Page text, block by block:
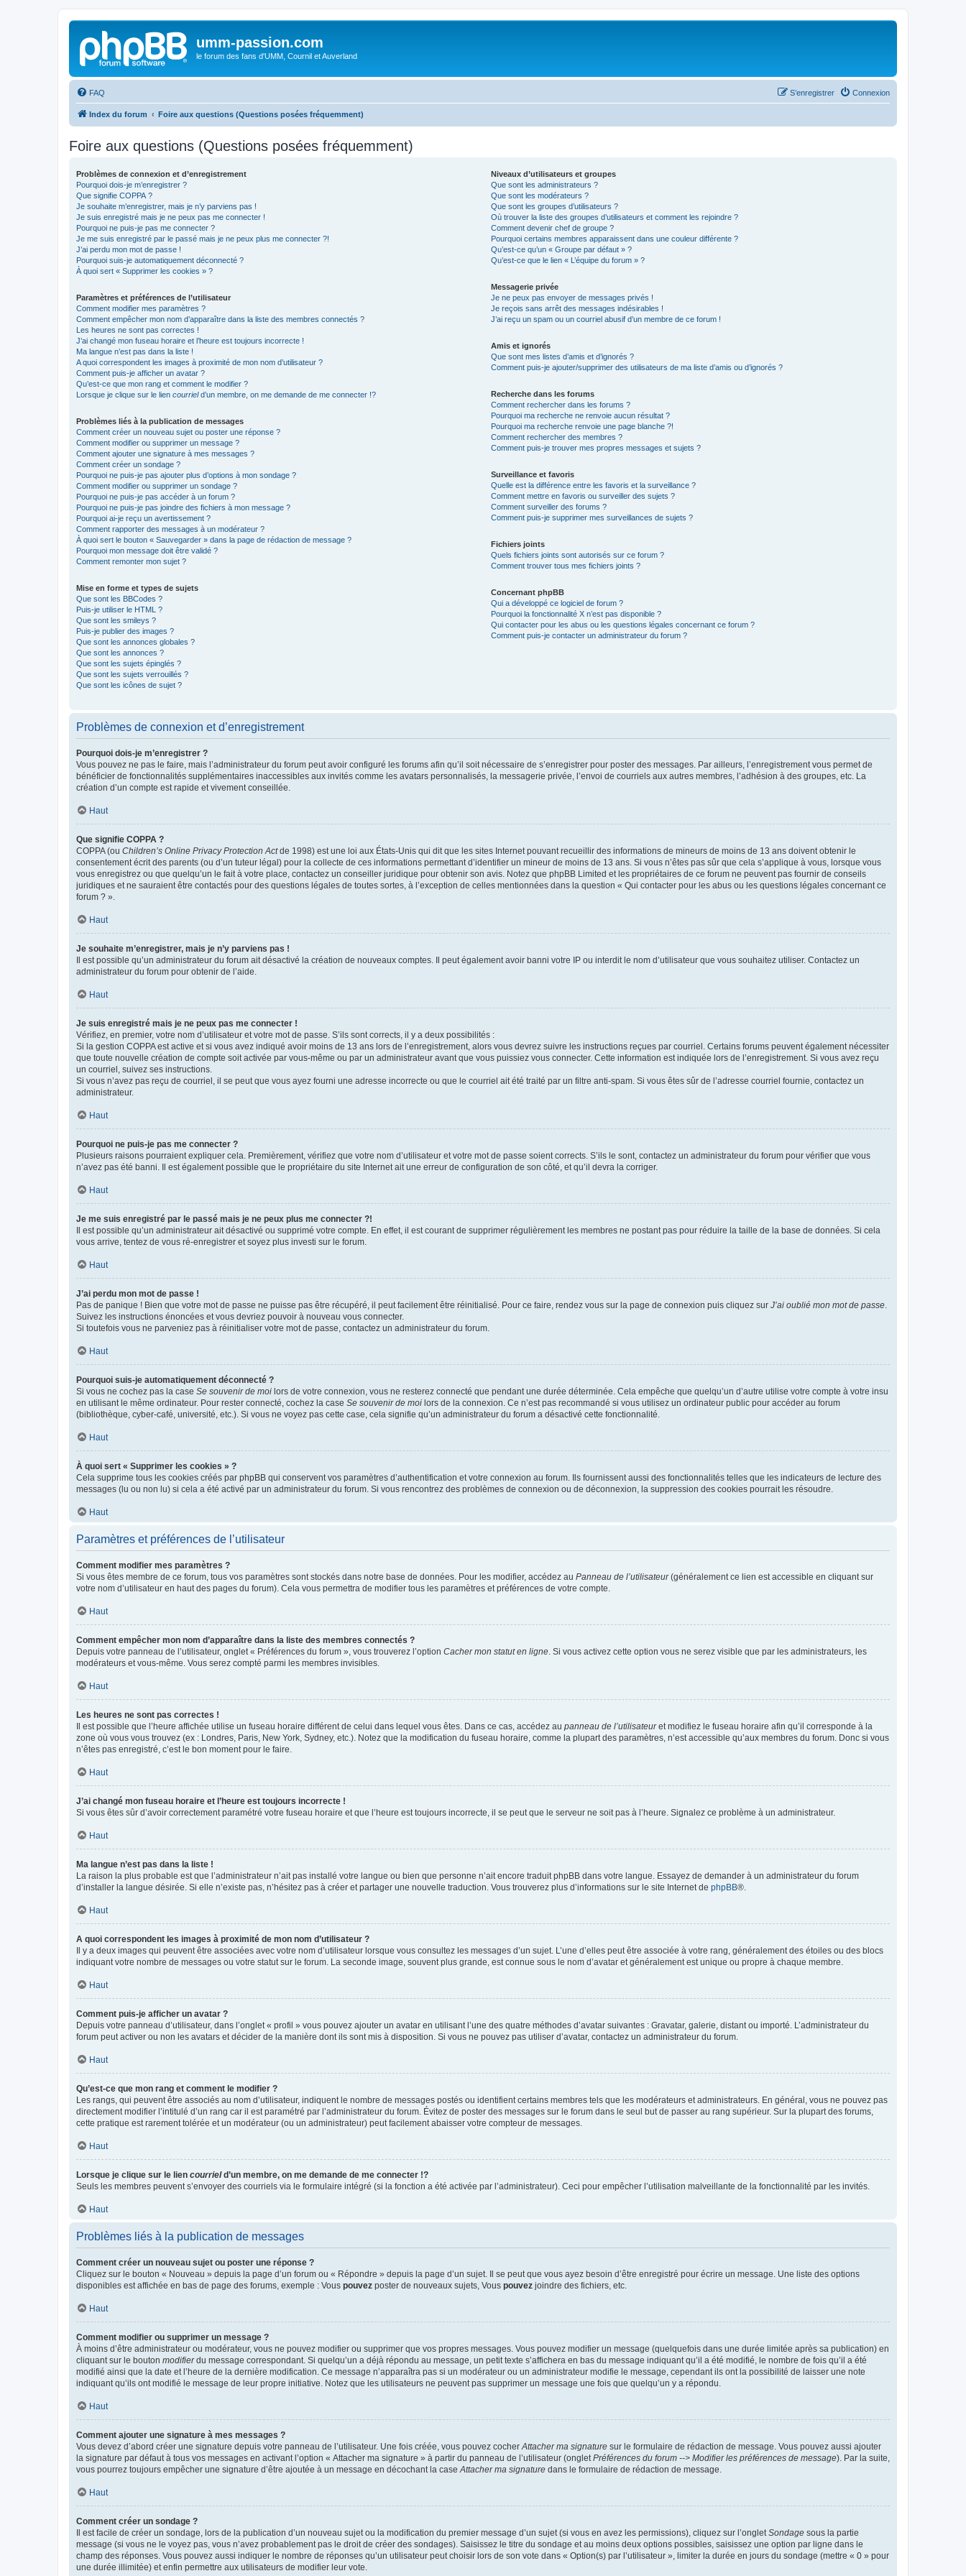
umm-passion.com
le forum des fans d'UMM, Cournil et Auverland
FAQ Connexion
S’enregistrer
Index du forum Foire aux questions (Questions posées fréquemment)
Foire aux questions (Questions posées fréquemment)
Problèmes de connexion et d’enregistrement
Pourquoi dois-je m’enregistrer ?
Que signifie COPPA ?
Je souhaite m’enregistrer, mais je n’y parviens pas !
Je suis enregistré mais je ne peux pas me connecter !
Pourquoi ne puis-je pas me connecter ?
Je me suis enregistré par le passé mais je ne peux plus me connecter ?!
J’ai perdu mon mot de passe !
Pourquoi suis-je automatiquement déconnecté ?
À quoi sert « Supprimer les cookies » ?
Paramètres et préférences de l’utilisateur
Comment modifier mes paramètres ?
Comment empêcher mon nom d’apparaître dans la liste des membres connectés ?
Les heures ne sont pas correctes !
J’ai changé mon fuseau horaire et l’heure est toujours incorrecte !
Ma langue n’est pas dans la liste !
A quoi correspondent les images à proximité de mon nom d’utilisateur ?
Comment puis-je afficher un avatar ?
Qu’est-ce que mon rang et comment le modifier ?
Lorsque je clique sur le lien courrield’un membre, on me demande de me connecter !?
Problèmes liés à la publication de messages
Comment créer un nouveau sujet ou poster une réponse ?
Comment modifier ou supprimer un message ?
Comment ajouter une signature à mes messages ?
Comment créer un sondage ?
Pourquoi ne puis-je pas ajouter plus d’options à mon sondage ?
Comment modifier ou supprimer un sondage ?
Pourquoi ne puis-je pas accéder à un forum ?
Pourquoi ne puis-je pas joindre des fichiers à mon message ?
Pourquoi ai-je reçu un avertissement ?
Comment rapporter des messages à un modérateur ?
À quoi sert le bouton « Sauvegarder » dans la page de rédaction de message ?
Pourquoi mon message doit être validé ?
Comment remonter mon sujet ?
Mise en forme et types de sujets
Que sont les BBCodes ?
Puis-je utiliser le HTML ?
Que sont les smileys ?
Puis-je publier des images ?
Que sont les annonces globales ?
Que sont les annonces ?
Que sont les sujets épinglés ?
Que sont les sujets verrouillés ?
Que sont les icônes de sujet ?
Niveaux d’utilisateurs et groupes
Que sont les administrateurs ?
Que sont les modérateurs ?
Que sont les groupes d’utilisateurs ?
Où trouver la liste des groupes d’utilisateurs et comment les rejoindre ?
Comment devenir chef de groupe ?
Pourquoi certains membres apparaissent dans une couleur différente ?
Qu’est-ce qu’un « Groupe par défaut » ?
Qu’est-ce que le lien « L’équipe du forum » ?
Messagerie privée
Je ne peux pas envoyer de messages privés !
Je reçois sans arrêt des messages indésirables !
J’ai reçu un spam ou un courriel abusif d’un membre de ce forum !
Amis et ignorés
Que sont mes listes d’amis et d’ignorés ?
Comment puis-je ajouter/supprimer des utilisateurs de ma liste d’amis ou d’ignorés ?
Recherche dans les forums
Comment rechercher dans les forums ?
Pourquoi ma recherche ne renvoie aucun résultat ?
Pourquoi ma recherche renvoie une page blanche ?!
Comment rechercher des membres ?
Comment puis-je trouver mes propres messages et sujets ?
Surveillance et favoris
Quelle est la différence entre les favoris et la surveillance ?
Comment mettre en favoris ou surveiller des sujets ?
Comment surveiller des forums ?
Comment puis-je supprimer mes surveillances de sujets ?
Fichiers joints
Quels fichiers joints sont autorisés sur ce forum ?
Comment trouver tous mes fichiers joints ?
Concernant phpBB
Qui a développé ce logiciel de forum ?
Pourquoi la fonctionnalité X n’est pas disponible ?
Qui contacter pour les abus ou les questions légales concernant ce forum ?
Comment puis-je contacter un administrateur du forum ?
Problèmes de connexion et d’enregistrement
Pourquoi dois-je m’enregistrer ?
Vous pouvez ne pas le faire, mais l’administrateur du forum peut avoir configuré les forums afin qu’il soit nécessaire de s’enregistrer pour poster des messages. Par ailleurs, l’enregistrement vous permet de
bénéficier de fonctionnalités supplémentaires inaccessibles aux invités comme les avatars personnalisés, la messagerie privée, l’envoi de courriels aux autres membres, l’adhésion à des groupes, etc. La
création d’un compte est rapide et vivement conseillée.
Haut
Que signifie COPPA ?
COPPA (ou Children’s Online Privacy Protection Actde 1998) est une loi aux États-Unis qui dit que les sites Internet pouvant recueillir des informations de mineurs de moins de 13 ans doivent obtenir le
consentement écrit des parents (ou d’un tuteur légal) pour la collecte de ces informations permettant d’identifier un mineur de moins de 13 ans. Si vous n’êtes pas sûr que cela s’applique à vous, lorsque vous
vous enregistrez ou que quelqu’un le fait à votre place, contactez un conseiller juridique pour obtenir son avis. Notez que phpBB Limited et les propriétaires de ce forum ne peuvent pas fournir de conseils
juridiques et ne sauraient être contactés pour des questions légales de toutes sortes, à l’exception de celles mentionnées dans la question « Qui contacter pour les abus ou les questions légales concernant ce
forum ? ».
Haut
Je souhaite m’enregistrer, mais je n’y parviens pas !
Il est possible qu’un administrateur du forum ait désactivé la création de nouveaux comptes. Il peut également avoir banni votre IP ou interdit le nom d’utilisateur que vous souhaitez utiliser. Contactez un
administrateur du forum pour obtenir de l’aide.
Haut
Je suis enregistré mais je ne peux pas me connecter !
Vérifiez, en premier, votre nom d’utilisateur et votre mot de passe. S’ils sont corrects, il y a deux possibilités :
Si la gestion COPPA est active et si vous avez indiqué avoir moins de 13 ans lors de l’enregistrement, alors vous devrez suivre les instructions reçues par courriel. Certains forums peuvent également nécessiter
que toute nouvelle création de compte soit activée par vous-même ou par un administrateur avant que vous puissiez vous connecter. Cette information est indiquée lors de l’enregistrement. Si vous avez reçu
un courriel, suivez ses instructions.
Si vous n’avez pas reçu de courriel, il se peut que vous ayez fourni une adresse incorrecte ou que le courriel ait été traité par un filtre anti-spam. Si vous êtes sûr de l’adresse courriel fournie, contactez un
administrateur.
Haut
Pourquoi ne puis-je pas me connecter ?
Plusieurs raisons pourraient expliquer cela. Premièrement, vérifiez que votre nom d’utilisateur et votre mot de passe soient corrects. S’ils le sont, contactez un administrateur du forum pour vérifier que vous
n’avez pas été banni. Il est également possible que le propriétaire du site Internet ait une erreur de configuration de son côté, et qu’il devra la corriger.
Haut
Je me suis enregistré par le passé mais je ne peux plus me connecter ?!
Il est possible qu’un administrateur ait désactivé ou supprimé votre compte. En effet, il est courant de supprimer régulièrement les membres ne postant pas pour réduire la taille de la base de données. Si cela
vous arrive, tentez de vous ré-enregistrer et soyez plus investi sur le forum.
Haut
J’ai perdu mon mot de passe !
Pas de panique ! Bien que votre mot de passe ne puisse pas être récupéré, il peut facilement être réinitialisé. Pour ce faire, rendez vous sur la page de connexion puis cliquez sur J’ai oublié mon mot de passe
Suivez les instructions énoncées et vous devriez pouvoir à nouveau vous connecter.
Si toutefois vous ne parveniez pas à réinitialiser votre mot de passe, contactez un administrateur du forum.
Haut
Pourquoi suis-je automatiquement déconnecté ?
Si vous ne cochez pas la case Se souvenir de moi lors de votre connexion, vous ne resterez connecté que pendant une durée déterminée. Cela empêche que quelqu’un d’autre utilise votre compte à votre insu
en utilisant le même ordinateur. Pour rester connecté, cochez la case Se souvenir de moi lors de la connexion. Ce n’est pas recommandé si vous utilisez un ordinateur public pour accéder au forum
(bibliothèque, cyber-café, université, etc.). Si vous ne voyez pas cette case, cela signifie qu’un administrateur du forum a désactivé cette fonctionnalité.
Haut
À quoi sert « Supprimer les cookies » ?
Cela supprime tous les cookies créés par phpBB qui conservent vos paramètres d’authentification et votre connexion au forum. Ils fournissent aussi des fonctionnalités telles que les indicateurs de lecture des
messages (lu ou non lu) si cela a été activé par un administrateur du forum. Si vous rencontrez des problèmes de connexion ou de déconnexion, la suppression des cookies pourrait les résoudre.
Haut
Paramètres et préférences de l’utilisateur
Comment modifier mes paramètres ?
Si vous êtes membre de ce forum, tous vos paramètres sont stockés dans notre base de données. Pour les modifier, accédez au Panneau de l’utilisateur(généralement ce lien est accessible en cliquant sur
votre nom d’utilisateur en haut des pages du forum). Cela vous permettra de modifier tous les paramètres et préférences de votre compte.
Haut
Comment empêcher mon nom d’apparaître dans la liste des membres connectés ?
Depuis votre panneau de l’utilisateur, onglet « Préférences du forum », vous trouverez l’option Cacher mon statut en ligne . Si vous activez cette option vous ne serez visible que par les administrateurs, les
modérateurs et vous-même. Vous serez compté parmi les membres invisibles.
Haut
Les heures ne sont pas correctes !
Il est possible que l’heure affichée utilise un fuseau horaire différent de celui dans lequel vous êtes. Dans ce cas, accédez au panneau de l’utilisateuret modifiez le fuseau horaire afin qu’il corresponde à la
zone où vous vous trouvez (ex : Londres, Paris, New York, Sydney, etc.). Notez que la modification du fuseau horaire, comme la plupart des paramètres, n’est accessible qu’aux membres du forum. Donc si vous
n’êtes pas enregistré, c’est le bon moment pour le faire.
Haut
J’ai changé mon fuseau horaire et l’heure est toujours incorrecte !
Si vous êtes sûr d’avoir correctement paramétré votre fuseau horaire et que l’heure est toujours incorrecte, il se peut que le serveur ne soit pas à l’heure. Signalez ce problème à un administrateur.
Haut
Ma langue n’est pas dans la liste !
La raison la plus probable est que l’administrateur n’ait pas installé votre langue ou bien que personne n’ait encore traduit phpBB dans votre langue. Essayez de demander à un administrateur du forum
d’installer la langue désirée. Si elle n’existe pas, n’hésitez pas à créer et partager une nouvelle traduction. Vous trouverez plus d’informations sur le site Internet de phpBB®.
Haut
A quoi correspondent les images à proximité de mon nom d’utilisateur ?
Il y a deux images qui peuvent être associées avec votre nom d’utilisateur lorsque vous consultez les messages d’un sujet. L’une d’elles peut être associée à votre rang, généralement des étoiles ou des blocs
indiquant votre nombre de messages ou votre statut sur le forum. La seconde image, souvent plus grande, est connue sous le nom d’avatar et généralement est unique ou propre à chaque membre.
Haut
Comment puis-je afficher un avatar ?
Depuis votre panneau d’utilisateur, dans l’onglet « profil » vous pouvez ajouter un avatar en utilisant l’une des quatre méthodes d’avatar suivantes : Gravatar, galerie, distant ou importé. L’administrateur du
forum peut activer ou non les avatars et décider de la manière dont ils sont mis à disposition. Si vous ne pouvez pas utiliser d’avatar, contactez un administrateur du forum.
Haut
Qu’est-ce que mon rang et comment le modifier ?
Les rangs, qui peuvent être associés au nom d’utilisateur, indiquent le nombre de messages postés ou identifient certains membres tels que les modérateurs et administrateurs. En général, vous ne pouvez pas
directement modifier l’intitulé d’un rang car il est paramétré par l’administrateur du forum. Évitez de poster des messages sur le forum dans le seul but de passer au rang supérieur. Sur la plupart des forums,
cette pratique est rarement tolérée et un modérateur (ou un administrateur) peut facilement abaisser votre compteur de messages.
Haut
Lorsque je clique sur le lien courrield’un membre, on me demande de me connecter !?
Seuls les membres peuvent s’envoyer des courriels via le formulaire intégré (si la fonction a été activée par l’administrateur). Ceci pour empêcher l’utilisation malveillante de la fonctionnalité par les invités.
Haut
Problèmes liés à la publication de messages
Comment créer un nouveau sujet ou poster une réponse ?
Cliquez sur le bouton « Nouveau » depuis la page d’un forum ou « Répondre » depuis la page d’un sujet. Il se peut que vous ayez besoin d’être enregistré pour écrire un message. Une liste des options
disponibles est affichée en bas de page des forums, exemple : Vous pouvez poster de nouveaux sujets, Vous pouvez joindre des fichiers, etc.
Haut
Comment modifier ou supprimer un message ?
À moins d’être administrateur ou modérateur, vous ne pouvez modifier ou supprimer que vos propres messages. Vous pouvez modifier un message (quelquefois dans une durée limitée après sa publication) en
cliquant sur le bouton modifierdu message correspondant. Si quelqu’un a déjà répondu au message, un petit texte s’affichera en bas du message indiquant qu’il a été modifié, le nombre de fois qu’il a été
modifié ainsi que la date et l’heure de la dernière modification. Ce message n’apparaîtra pas si un modérateur ou un administrateur modifie le message, cependant ils ont la possibilité de laisser une note
indiquant qu’ils ont modifié le message de leur propre initiative. Notez que les utilisateurs ne peuvent pas supprimer un message une fois que quelqu’un y a répondu.
Haut
Comment ajouter une signature à mes messages ?
Vous devez d’abord créer une signature depuis votre panneau de l’utilisateur. Une fois créée, vous pouvez cocher Attacher ma signature sur le formulaire de rédaction de message. Vous pouvez aussi ajouter
la signature par défaut à tous vos messages en activant l’option « Attacher ma signature » à partir du panneau de l’utilisateur (onglet Préférences du forum --> Modifier les préférences de message). Par la suite,
vous pourrez toujours empêcher une signature d’être ajoutée à un message en décochant la case Attacher ma signature dans le formulaire de rédaction de message.
Haut
Comment créer un sondage ?
Il est facile de créer un sondage, lors de la publication d’un nouveau sujet ou la modification du premier message d’un sujet (si vous en avez les permissions), cliquez sur l’onglet Sondage sous la partie
message (si vous ne le voyez pas, vous n’avez probablement pas le droit de créer des sondages). Saisissez le titre du sondage et au moins deux options possibles, saisissez une option par ligne dans le
champ des réponses. Vous pouvez aussi indiquer le nombre de réponses qu’un utilisateur peut choisir lors de son vote dans « Option(s) par l’utilisateur », limiter la durée en jours du sondage (mettre « 0 » pour
une durée illimitée) et enfin permettre aux utilisateurs de modifier leur vote.